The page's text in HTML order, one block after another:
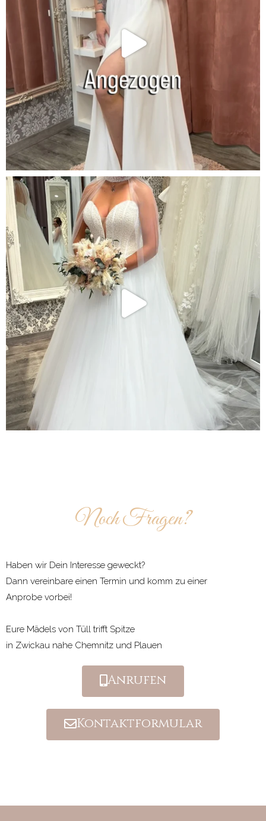
Noch Fragen?
Haben wir Dein Interesse geweckt?
Dann vereinbare einen Termin und komm zu einer
Anprobe vorbei!
Eure Mädels von Tüll trifft Spitze
in Zwickau nahe Chemnitz und Plauen
Anrufen
Kontaktformular